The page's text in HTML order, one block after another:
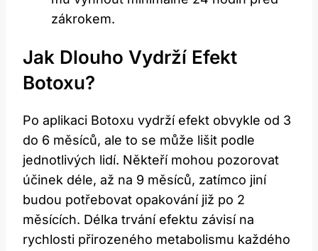
zákrokem.
Jak Dlouho Vydrží Efekt
Botoxu?
Po aplikaci Botoxu vydrží efekt obvykle od 3
do 6 měsíců, ale to se může lišit podle
jednotlivých lidí. Někteří mohou pozorovat
účinek déle, až na 9 měsíců, zatímco jiní
budou potřebovat opakování již po 2
měsících. Délka trvání efektu závisí na
rychlosti přirozeného metabolismu každého